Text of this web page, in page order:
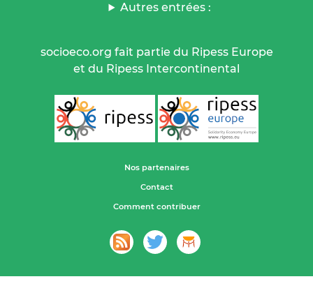
Autres entrées :
socioeco.org fait partie du Ripess Europe
et du Ripess Intercontinental
Nos partenaires
Contact
Comment contribuer